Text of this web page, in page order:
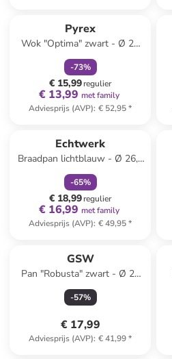
Pyrex
Wok "Optima" zwart - Ø 28
cm
-73%
€ 15,99regulier
€ 13,99 met family
Adviesprijs (AVP): € 52,95*
Echtwerk
Braadpan lichtblauw - Ø 26,5
cm
-65%
€ 18,99regulier
€ 16,99 met family
Adviesprijs (AVP): € 49,95*
GSW
Pan "Robusta" zwart - Ø 20
cm
-57%
€ 17,99
Adviesprijs (AVP): € 41,99*